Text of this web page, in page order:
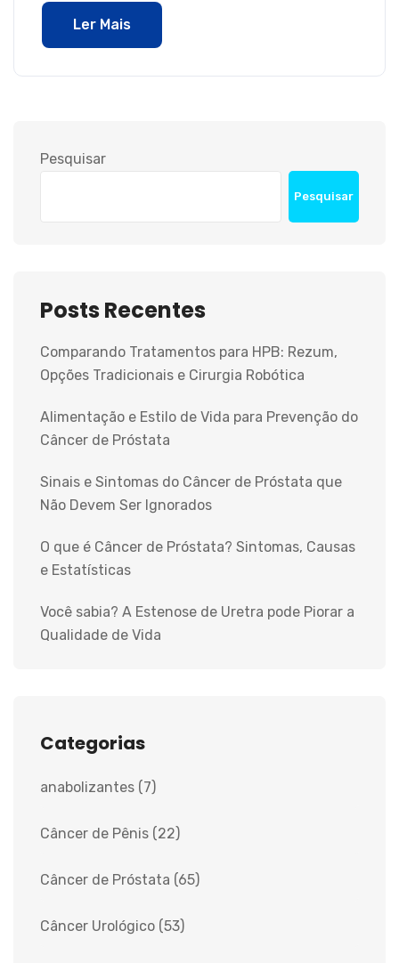
Ler Mais
Pesquisar
Pesquisar
Posts Recentes
Comparando Tratamentos para HPB: Rezum,
Opções Tradicionais e Cirurgia Robótica
Alimentação e Estilo de Vida para Prevenção do
Câncer de Próstata
Sinais e Sintomas do Câncer de Próstata que
Não Devem Ser Ignorados
O que é Câncer de Próstata? Sintomas, Causas
e Estatísticas
Você sabia? A Estenose de Uretra pode Piorar a
Qualidade de Vida
Categorias
anabolizantes (7)
Câncer de Pênis (22)
Câncer de Próstata (65)
Câncer Urológico (53)